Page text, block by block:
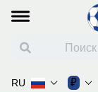
RU ₽